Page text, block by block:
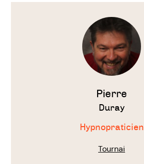
Voir
Pierre
Duray
Hypnopraticien
Tournai